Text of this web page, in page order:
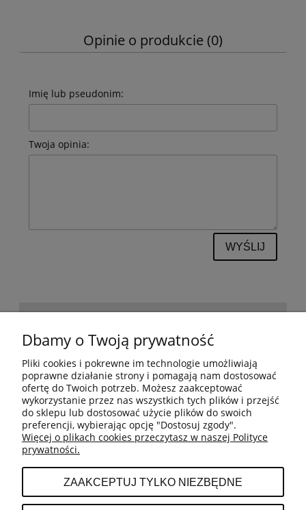
Opinie o produkcie (0)
Imię lub pseudonim:
Twoja opinia:
WYŚLIJ
BESTSELLERY
MOJE KONTO
INFORMACJE
Dbamy o Twoją prywatność
Pliki cookies i pokrewne im technologie umożliwiają
poprawne działanie strony i pomagają nam dostosować
ofertę do Twoich potrzeb. Możesz zaakceptować
wykorzystanie przez nas wszystkich tych plików i przejść
do sklepu lub dostosować użycie plików do swoich
preferencji, wybierając opcję "Dostosuj zgody".
Więcej o plikach cookies przeczytasz w naszej Polityce
prywatności.
ZAAKCEPTUJ TYLKO NIEZBĘDNE